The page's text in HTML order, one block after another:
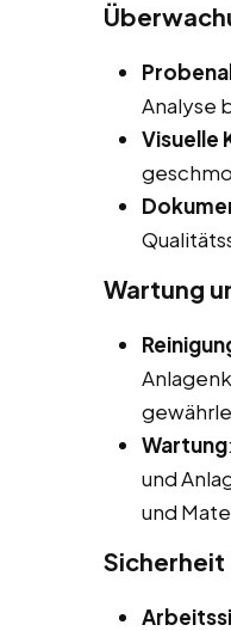
Analyse
Visuelle
Wartung
Wartung
und
und